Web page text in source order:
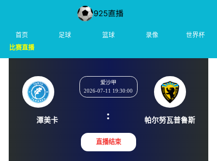
首页 足球 篮球 录像
世界杯
比赛直播
: